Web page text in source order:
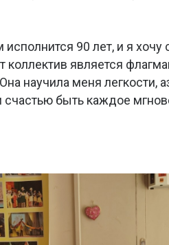
90 лет, и я хочу
коллектив является
научила меня легкости,
счастью быть каждое